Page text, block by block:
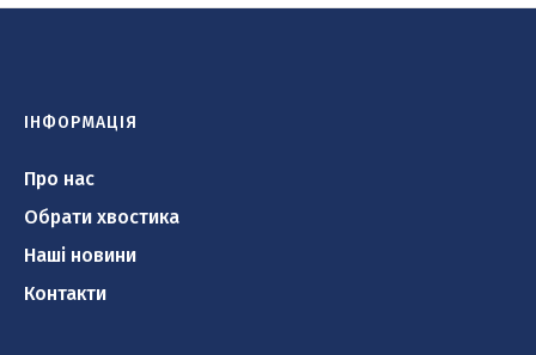
ІНФОРМАЦІЯ
Про нас
Обрати хвостика
Наші новини
Контакти